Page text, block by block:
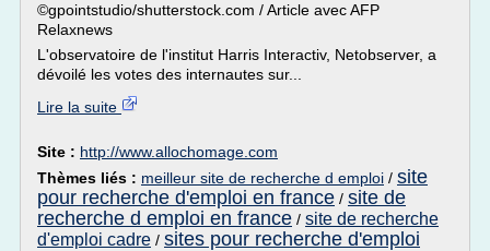
©gpointstudio/shutterstock.com / Article avec AFP
Relaxnews
L'observatoire de l'institut Harris Interactiv, Netobserver, a
dévoilé les votes des internautes sur...
Lire la suite
Site : http://www.allochomage.com
Thèmes liés : meilleur site de recherche d emploi / site
pour recherche d'emploi en france / site de
recherche d emploi en france / site de recherche
d'emploi cadre / sites pour recherche d'emploi